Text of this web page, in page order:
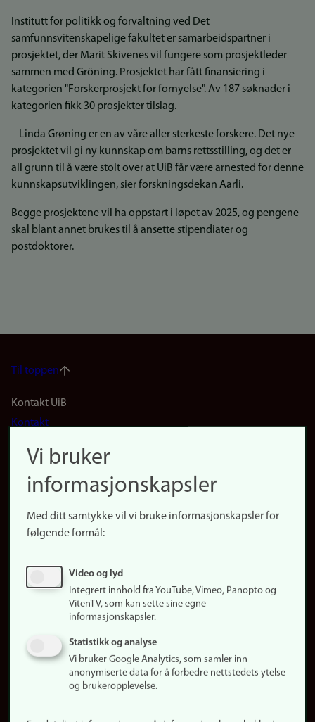
Institutt for politikk og forvaltning ved Det
samfunnsvitenskapelige fakultet er samarbeidspartner i
prosjektet, der Marit Skivenes vil fungere som prosjektleder
sammen med Gröning. Prosjektet har fått finansiering i
kategorien "Forskerprosjekt for fornyelse". Av 187 søknader i
kategorien fikk 30 prosjekter tilslag.
– Linda Grøning er en av våre aller sterkeste forskere. Det nye
prosjektet vil gi ny kunnskap om barns rettsstilling, og det er
all grunn til å være stolt over at UiB får være arnested for denne
kunnskapsutviklingen, sier forskningsdekan Aarli.
Begge prosjektene vil ha oppstart i løpet av 2025, og pengene
skal blant annet brukes til å ansette stipendiater og
postdoktorer.
Til toppen
Footer
(no)
Kontakt UiB
Kontakt
Finn forsker
Presse
Finn studier
Ledige stillinger
Om nettstedet
Informasjonskapsler
Vi bruker
informasjonskapsler
Med ditt samtykke vil vi bruke informasjonskapsler for
følgende formål:
Video og lyd
Integrert innhold fra YouTube, Vimeo, Panopto og
VitenTV, som kan sette sine egne
informasjonskapsler.
Statistikk og analyse
Vi bruker Google Analytics, som samler inn
anonymiserte data for å forbedre nettstedets ytelse
og brukeropplevelse.